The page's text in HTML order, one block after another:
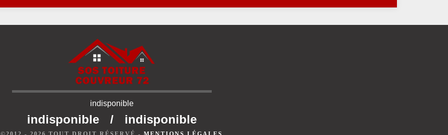
indisponible
indisponible / indisponible